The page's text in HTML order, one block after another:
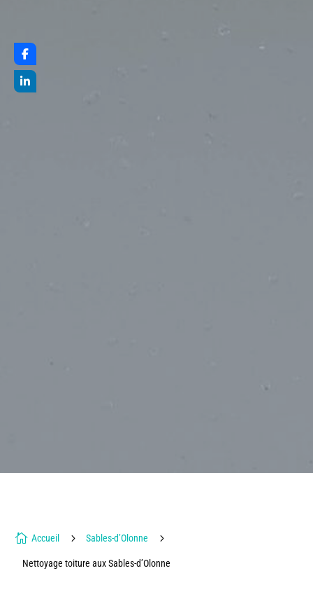
 Accueil 5 Sables-d’Olonne 5
Nettoyage toiture aux Sables-d’Olonne